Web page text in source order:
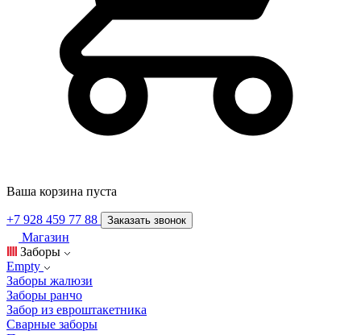
Ваша корзина пуста
+7 928 459 77 88 Заказать звонок
Магазин
Заборы
Empty
Заборы жалюзи
Заборы ранчо
Забор из евроштакетника
Сварные заборы